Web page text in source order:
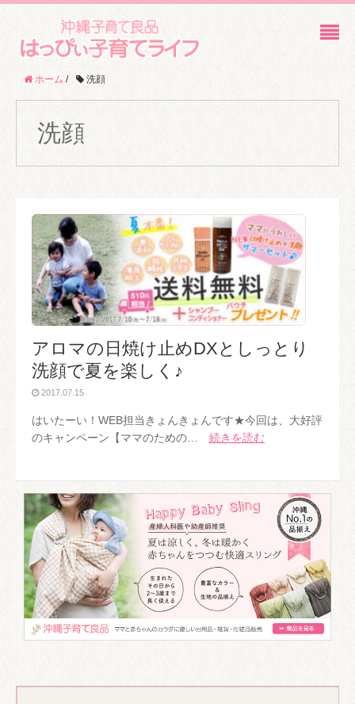
ホーム / 洗顔
洗顔
アロマの日焼け止めDXとしっとり
洗顔で夏を楽しく♪
2017.07.15
はいたーい！WEB担当きょんきょんです★今回は、大好評
のキャンペーン【ママのための… 続きを読む